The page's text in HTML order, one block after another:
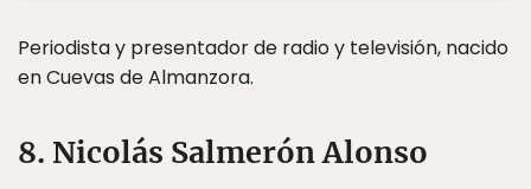
Periodista y presentador de radio y televisión, nacido
en Cuevas de Almanzora.
8. Nicolás Salmerón Alonso